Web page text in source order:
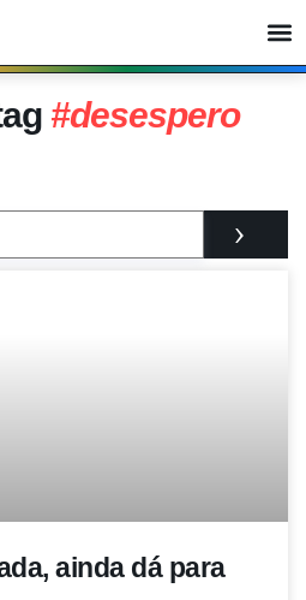
#desespero
›
ainda dá para